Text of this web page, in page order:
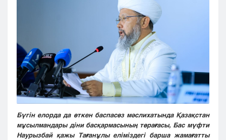
Шымкент
Бүгін елорда да өткен баспасөз мәслихатында Қазақстан
мұсылмандары діни басқармасының төрағасы, Бас мүфти
Наурызбай қажы Тағанұлы еліміздегі барша жамағатты